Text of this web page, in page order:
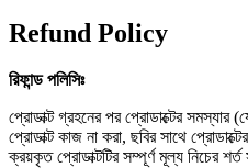
Refund Policy
রিফান্ড পলিসিঃ
প্রোডাক্ট গ্রহনের পর প্রোডাক্টের সমস্যার
প্রোডাক্ট কাজ না করা, ছবির সাথে
ক্রয়কৃত প্রোডাক্টটির সম্পূর্ণ মূল্য নিচের